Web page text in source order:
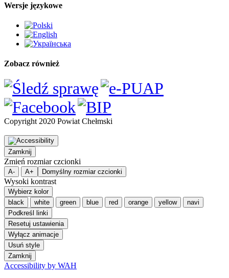
Wersje językowe
Zobacz również
Copyright 2020 Powiat Chełmski
Zamknij
Zmień rozmiar czcionki
A- A+ Domyślny rozmiar czcionki
Wysoki kontrast
Wybierz kolor
black
white green blue red orange yellow
navi
Podkreśl linki
Resetuj ustawienia
Wyłącz animacje
Usuń style
Zamknij
Accessibility by WAH